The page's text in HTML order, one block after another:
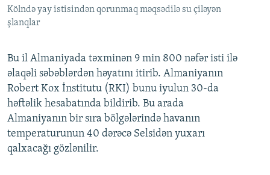
Kölndə yay istisindən qorunmaq məqsədilə su çiləyən
şlanqlar
Bu il Almaniyada təxminən 9 min 800 nəfər isti ilə
əlaqəli səbəblərdən həyatını itirib. Almaniyanın
Robert Kox İnstitutu (RKI) bunu iyulun 30-da
həftəlik hesabatında bildirib. Bu arada
Almaniyanın bir sıra bölgələrində havanın
temperaturunun 40 dərəcə Selsidən yuxarı
qalxacağı gözlənilir.